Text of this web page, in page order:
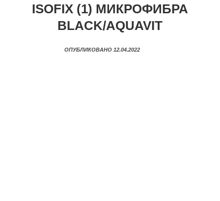
ISOFIX (1) МИКРОФИБРА
BLACK/AQUAVIT
ОПУБЛИКОВАНО 12.04.2022